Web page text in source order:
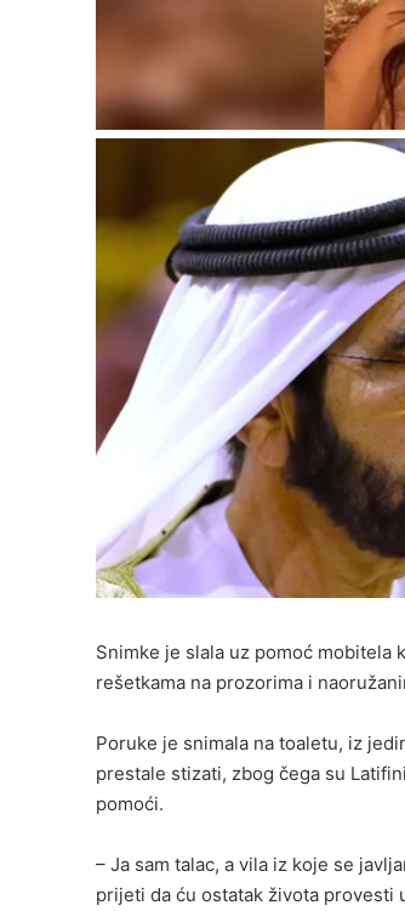
Snimke je slala uz pomoć
rešetkama na prozorima i
Poruke je snimala na toaletu, iz
prestale stizati, zbog čega su
pomoći.
– Ja sam talac, a vila iz koje se
prijeti da ću ostatak života provesti